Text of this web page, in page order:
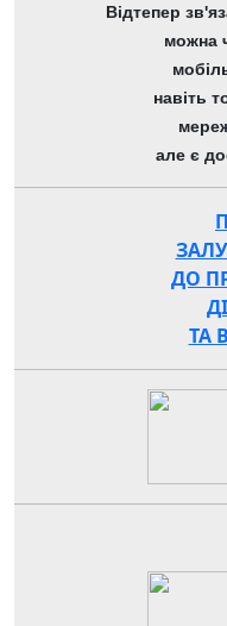
Відтепер
можна
навіть
але є
ДО
ТА